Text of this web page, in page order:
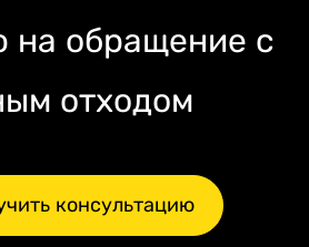
на обращение с
отходом
консультацию